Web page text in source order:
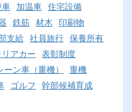
加温車 住宅設備
鉄筋 材木
印刷物
支給 社員旅行 保養所有
アカー 表彰制度
ーン車（重機）
重機
ゴルフ 幹部候補育成